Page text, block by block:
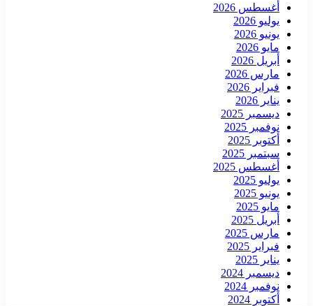
أغسطس 2026
يوليو 2026
يونيو 2026
مايو 2026
أبريل 2026
مارس 2026
فبراير 2026
يناير 2026
ديسمبر 2025
نوفمبر 2025
أكتوبر 2025
سبتمبر 2025
أغسطس 2025
يوليو 2025
يونيو 2025
مايو 2025
أبريل 2025
مارس 2025
فبراير 2025
يناير 2025
ديسمبر 2024
نوفمبر 2024
أكتوبر 2024